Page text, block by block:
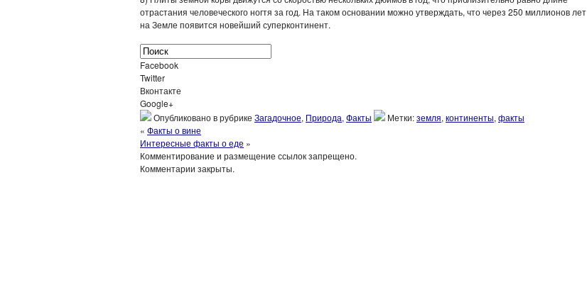
отрастания человеческого ногтя за год. На таком основании можно утверждать, что через 250 миллионов лет
на Земле появится новейший суперконтинент.
Facebook
Twitter
Вконтакте
Google+
Опубликовано в рубрике Загадочное, Природа, Факты Метки:земля, континенты, факты
« Факты о вине
Интересные факты о еде »
Комментирование и размещение ссылок запрещено.
Комментарии закрыты.